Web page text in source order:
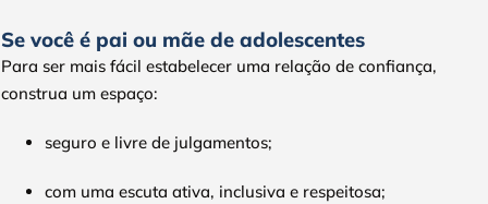
Se você é pai ou mãe de adolescentes
Para ser mais fácil estabelecer uma relação de confiança,
construa um espaço:
seguro e livre de julgamentos;
com uma escuta ativa, inclusiva e respeitosa;